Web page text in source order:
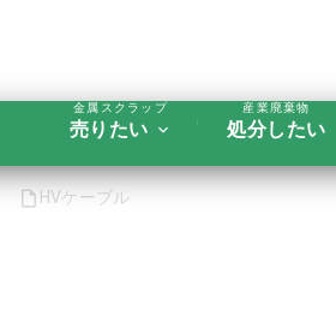
金属スクラップ
売りたい
産業廃棄物
処分したい
HVケーブル